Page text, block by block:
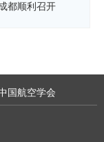
都顺利召开
国航空学会